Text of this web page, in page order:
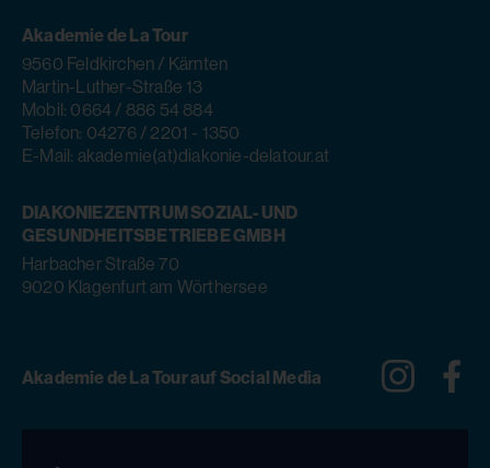
Akademie de La Tour
9560 Feldkirchen / Kärnten
Martin-Luther-Straße 13
Mobil: 0664 / 886 54 884
Telefon: 04276 / 2201 - 1350
E-Mail: akademie(at)diakonie-delatour.at
DIAKONIEZENTRUM SOZIAL- UND
GESUNDHEITSBETRIEBE GMBH
Harbacher Straße 70
9020 Klagenfurt am Wörthersee
Akademie de La Tour auf Social Media